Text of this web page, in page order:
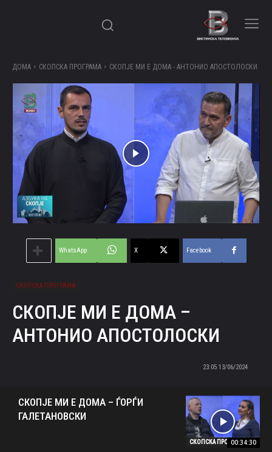
ДОМА СКОПСКА ПРОГРАМА СКОПЈЕ МИ Е ДОМА - АНТОНИО АПОСТОЛОСКИ
Facebook
X
WhatsApp
СКОПСКА ПРОГРАМА
СКОПЈЕ МИ Е ДОМА –
АНТОНИО АПОСТОЛОСКИ
13/06/2024 23:05
СКОПСКА ПРОГРАМА00:34:30
СКОПЈЕ МИ Е ДОМА – ЃОРЃИ
ГАЛЕТАНОВСКИ